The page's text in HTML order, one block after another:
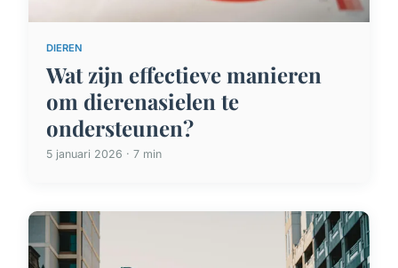
DIEREN
Wat zijn effectieve manieren
om dierenasielen te
ondersteunen?
5 januari 2026 · 7 min